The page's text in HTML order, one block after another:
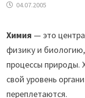
04.07.2005
Химия — это
физику и
процессы природы.
свой уровень
переплетаются.